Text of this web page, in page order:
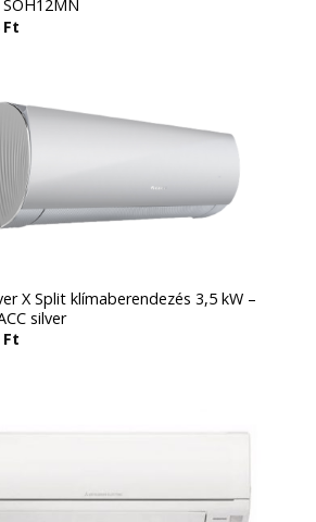
Ft
X Split klímaberendezés 3,5 kW –
silver
Ft